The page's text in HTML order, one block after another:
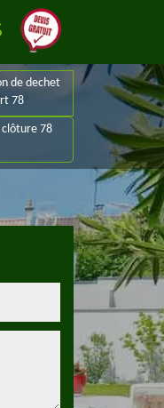
de dechet
78
clôture 78